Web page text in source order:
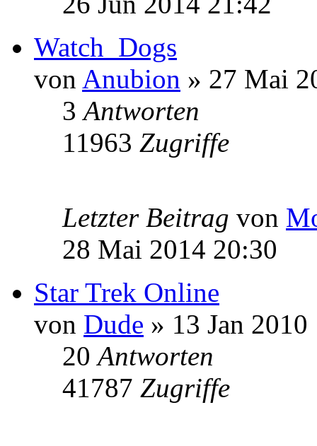
Watch_Dogs
von Anubion » 27 Mai
3Antworten
11963 Zugriffe
Letzter Beitrag von
28 Mai 2014 20:30
Star Trek Online
von Dude » 13 Jan 2010
20Antworten
41787 Zugriffe